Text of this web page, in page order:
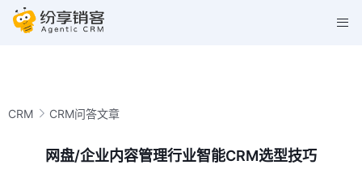
CRM CRM问答文章
网盘/企业内容管理行业智能CRM选型技巧